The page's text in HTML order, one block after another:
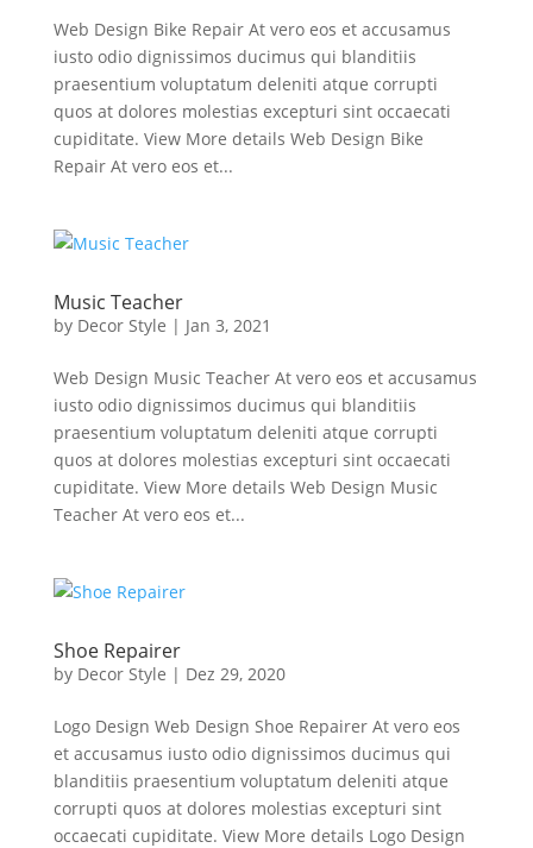
Web Design Bike Repair At vero eos et accusamus
iusto odio dignissimos ducimus qui blanditiis
praesentium voluptatum deleniti atque corrupti
quos at dolores molestias excepturi sint occaecati
cupiditate. View More details Web Design Bike
Repair At vero eos et...
Music Teacher
by Decor Style | Jan 3, 2021
Web Design Music Teacher At vero eos et accusamus
iusto odio dignissimos ducimus qui blanditiis
praesentium voluptatum deleniti atque corrupti
quos at dolores molestias excepturi sint occaecati
cupiditate. View More details Web Design Music
Teacher At vero eos et...
Shoe Repairer
by Decor Style | Dez 29, 2020
Logo Design Web Design Shoe Repairer At vero eos
et accusamus iusto odio dignissimos ducimus qui
blanditiis praesentium voluptatum deleniti atque
corrupti quos at dolores molestias excepturi sint
occaecati cupiditate. View More details Logo Design